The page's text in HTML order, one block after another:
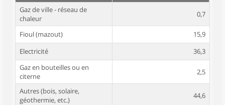
Gaz de ville - réseau de
chaleur
0,7
Fioul (mazout)
15,9
Electricité
36,3
Gaz en bouteilles ou en
citerne
2,5
Autres (bois, solaire,
géothermie, etc.)
44,6